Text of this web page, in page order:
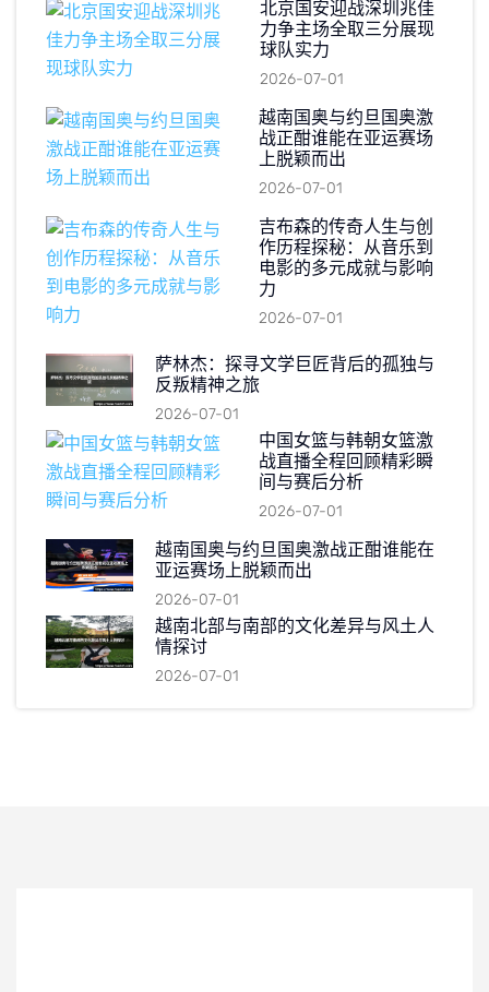
北京国安迎战深圳兆佳
力争主场全取三分展现
球队实力
2026-07-01
越南国奥与约旦国奥激
战正酣谁能在亚运赛场
上脱颖而出
2026-07-01
吉布森的传奇人生与创
作历程探秘：从音乐到
电影的多元成就与影响
力
2026-07-01
萨林杰：探寻文学巨匠背后的孤独与
反叛精神之旅
2026-07-01
中国女篮与韩朝女篮激
战直播全程回顾精彩瞬
间与赛后分析
2026-07-01
越南国奥与约旦国奥激战正酣谁能在
亚运赛场上脱颖而出
2026-07-01
越南北部与南部的文化差异与风土人
情探讨
2026-07-01